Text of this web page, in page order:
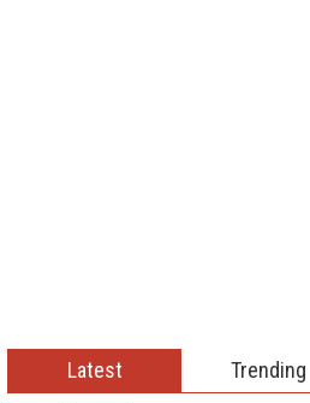
Latest Trending